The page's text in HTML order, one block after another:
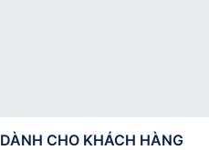
DÀNH CHO KHÁCH HÀNG